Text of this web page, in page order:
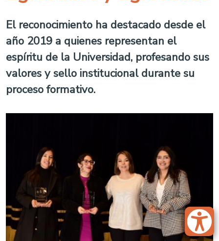
El reconocimiento ha destacado desde el
año 2019 a quienes representan el
espíritu de la Universidad, profesando sus
valores y sello institucional durante su
proceso formativo.